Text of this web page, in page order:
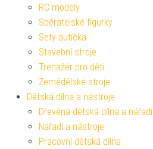
RC modely
Sběratelské figurky
Sety autíčka
Stavební stroje
Trenažér pro děti
Zemědělské stroje
Dětská dílna a nástroje
Dřevěná dětská dílna a nářadí
Nářadí a nástroje
Pracovní dětská dílna